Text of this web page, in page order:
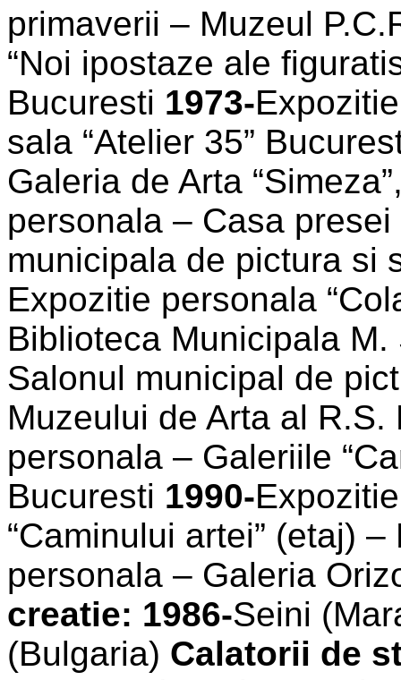
primaverii – Muzeul
“Noi ipostaze ale
Bucuresti 1973-
sala “Atelier 35”
Galeria de Arta
personala – Casa
municipala de pictura si
Expozitie personala
Biblioteca Municipala
Salonul municipal de
Muzeului de Arta al
personala – Galeriile
Bucuresti 1990-
“Caminului artei” (etaj)
personala – Galeria
creatie: 1986-Seini
(Bulgaria) Calatorii de